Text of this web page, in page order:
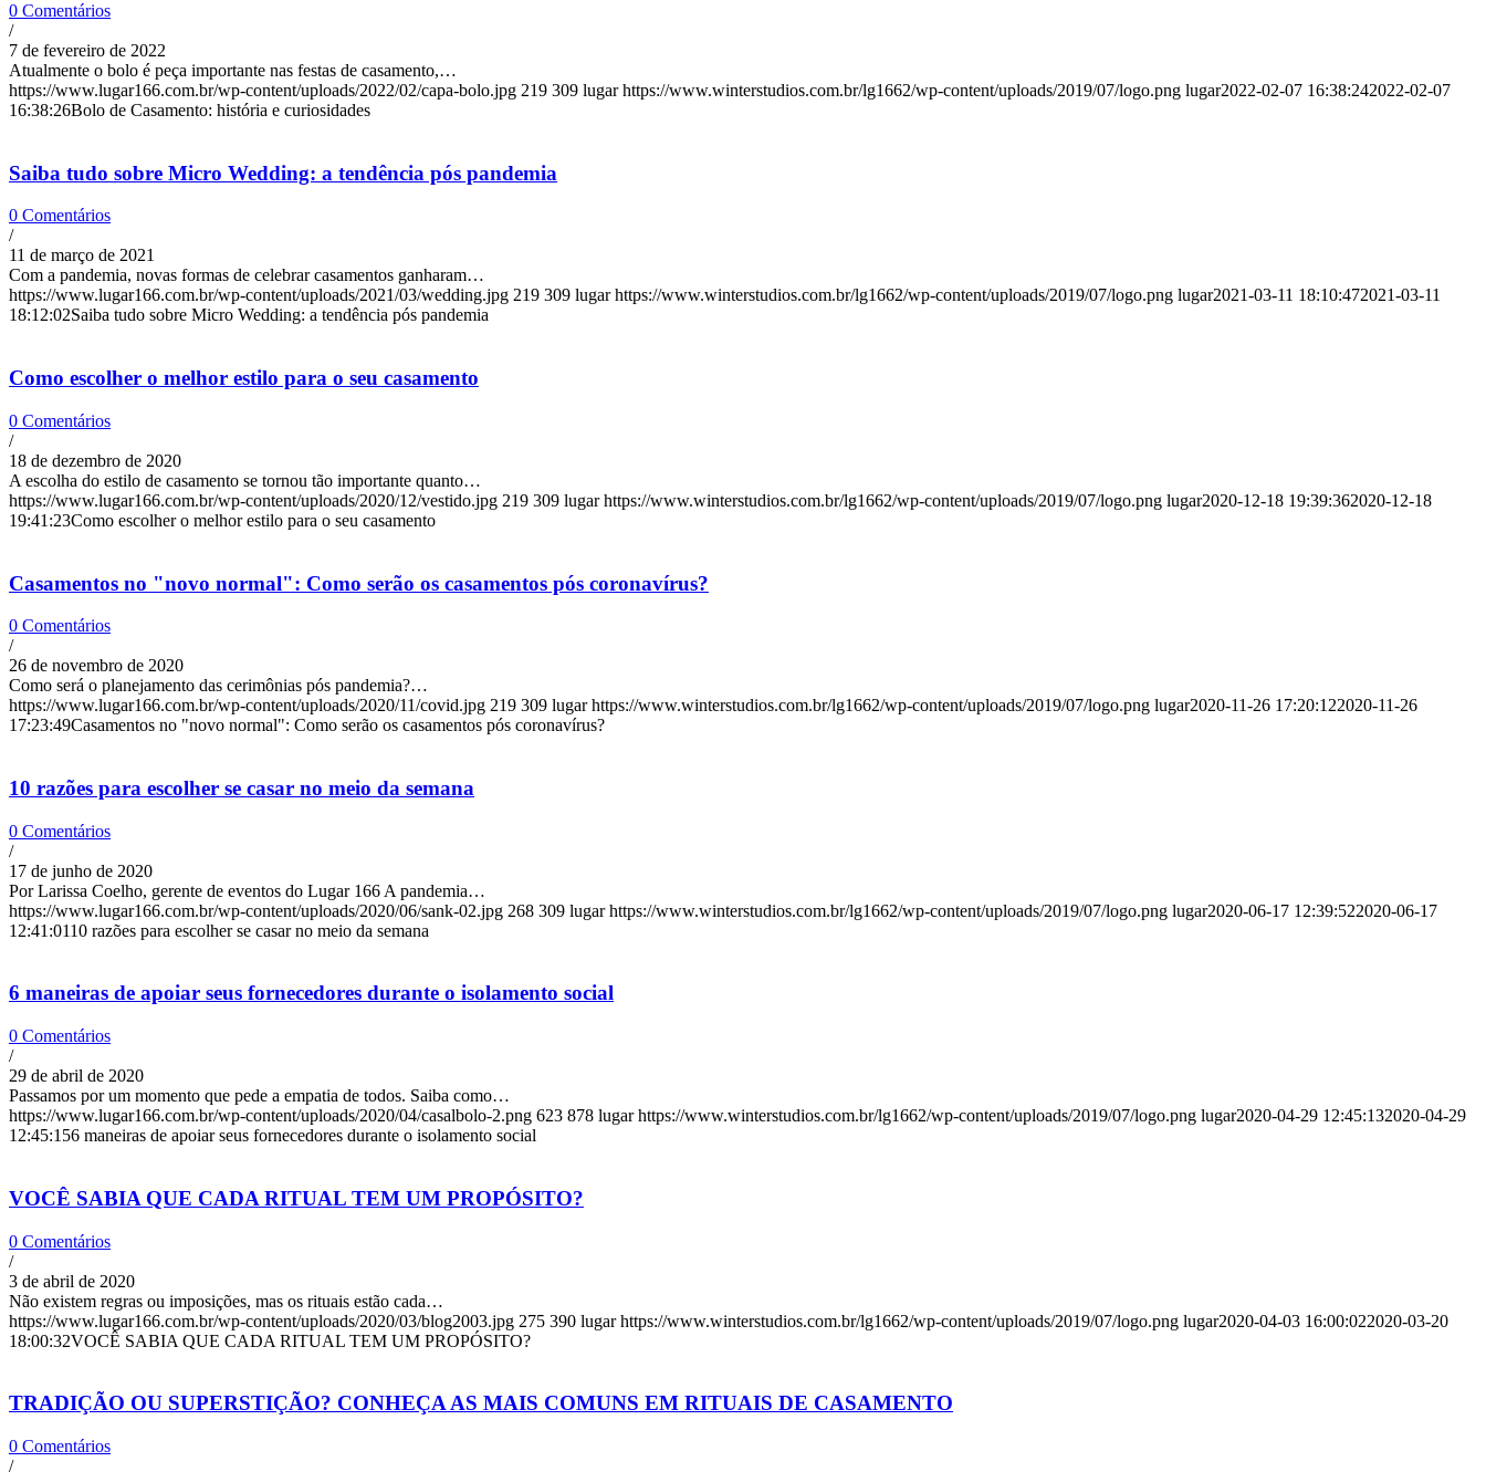
0 Comentários
/
7 de fevereiro de 2022
Atualmente o bolo é peça importante nas festas de casamento,…
https://www.lugar166.com.br/wp-content/uploads/2022/02/capa-bolo.jpg 219 309 lugar https://www.winterstudios.com.br/lg1662/wp-content/uploads/2019/07/logo.png lugar2022-02-07 16:38:242022-02-07
16:38:26Bolo de Casamento: história e curiosidades
Saiba tudo sobre Micro Wedding: a tendência pós pandemia
0 Comentários
/
11 de março de 2021
Com a pandemia, novas formas de celebrar casamentos ganharam…
https://www.lugar166.com.br/wp-content/uploads/2021/03/wedding.jpg 219 309 lugar https://www.winterstudios.com.br/lg1662/wp-content/uploads/2019/07/logo.png lugar2021-03-11 18:10:472021-03-11
18:12:02Saiba tudo sobre Micro Wedding: a tendência pós pandemia
Como escolher o melhor estilo para o seu casamento
0 Comentários
/
18 de dezembro de 2020
A escolha do estilo de casamento se tornou tão importante quanto…
https://www.lugar166.com.br/wp-content/uploads/2020/12/vestido.jpg 219 309 lugar https://www.winterstudios.com.br/lg1662/wp-content/uploads/2019/07/logo.png lugar2020-12-18 19:39:362020-12-18
19:41:23Como escolher o melhor estilo para o seu casamento
Casamentos no "novo normal": Como serão os casamentos pós coronavírus?
0 Comentários
/
26 de novembro de 2020
Como será o planejamento das cerimônias pós pandemia?…
https://www.lugar166.com.br/wp-content/uploads/2020/11/covid.jpg 219 309 lugar https://www.winterstudios.com.br/lg1662/wp-content/uploads/2019/07/logo.png lugar2020-11-26 17:20:122020-11-26
17:23:49Casamentos no "novo normal": Como serão os casamentos pós coronavírus?
10 razões para escolher se casar no meio da semana
0 Comentários
/
17 de junho de 2020
Por Larissa Coelho, gerente de eventos do Lugar 166 A pandemia…
https://www.lugar166.com.br/wp-content/uploads/2020/06/sank-02.jpg 268 309 lugar https://www.winterstudios.com.br/lg1662/wp-content/uploads/2019/07/logo.png lugar2020-06-17 12:39:522020-06-17
12:41:0110 razões para escolher se casar no meio da semana
6 maneiras de apoiar seus fornecedores durante o isolamento social
0 Comentários
/
29 de abril de 2020
Passamos por um momento que pede a empatia de todos. Saiba como…
https://www.lugar166.com.br/wp-content/uploads/2020/04/casalbolo-2.png 623 878 lugar https://www.winterstudios.com.br/lg1662/wp-content/uploads/2019/07/logo.png lugar2020-04-29 12:45:132020-04-29
12:45:156 maneiras de apoiar seus fornecedores durante o isolamento social
VOCÊ SABIA QUE CADA RITUAL TEM UM PROPÓSITO?
0 Comentários
/
3 de abril de 2020
Não existem regras ou imposições, mas os rituais estão cada…
https://www.lugar166.com.br/wp-content/uploads/2020/03/blog2003.jpg 275 390 lugar https://www.winterstudios.com.br/lg1662/wp-content/uploads/2019/07/logo.png lugar2020-04-03 16:00:022020-03-20
18:00:32VOCÊ SABIA QUE CADA RITUAL TEM UM PROPÓSITO?
TRADIÇÃO OU SUPERSTIÇÃO? CONHEÇA AS MAIS COMUNS EM RITUAIS DE CASAMENTO
0 Comentários
/